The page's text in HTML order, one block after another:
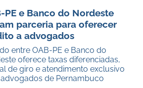
PE e Banco do Nordeste
parceria para oferecer
a advogados
entre OAB-PE e Banco do
oferece taxas diferenciadas,
de giro e atendimento exclusivo
de Pernambuco